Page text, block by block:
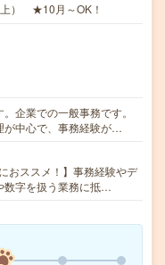
上） ★10月～OK！
企業での一般事務です。
が中心で、事務経験が…
おススメ！】事務経験やデ
数字を扱う業務に抵…